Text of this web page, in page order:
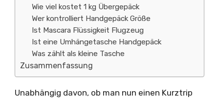
Wie viel kostet 1 kg Übergepäck
Wer kontrolliert Handgepäck Größe
Ist Mascara Flüssigkeit Flugzeug
Ist eine Umhängetasche Handgepäck
Was zählt als kleine Tasche
Zusammenfassung
Unabhängig davon, ob man nun einen Kurztrip